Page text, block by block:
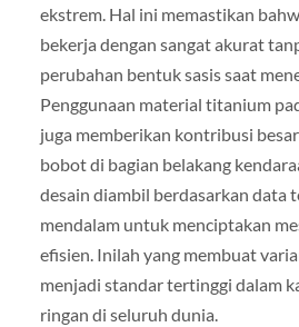
ekstrem. Hal ini memastikan
bekerja dengan sangat akurat
perubahan bentuk sasis saat
Penggunaan material titanium
juga memberikan kontribusi
bobot di bagian belakang
desain diambil berdasarkan data
mendalam untuk menciptakan
efisien. Inilah yang membuat
menjadi standar tertinggi dalam
ringan di seluruh dunia.